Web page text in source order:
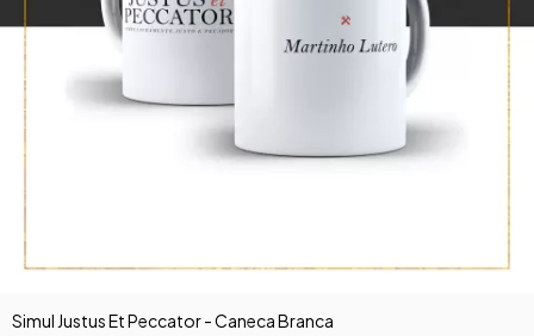
Simul Justus Et Peccator - Caneca Branca